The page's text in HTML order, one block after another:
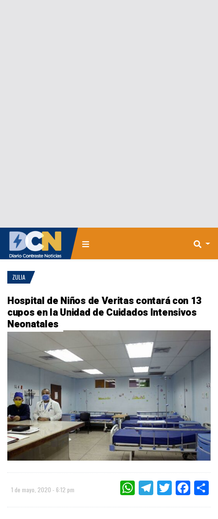
ZULIA
Hospital de Niños de Veritas contará con 13
cupos en la Unidad de Cuidados Intensivos
Neonatales
1 de mayo, 2020 - 6:12 pm WHATSAPPTELEGRAMTWITTER